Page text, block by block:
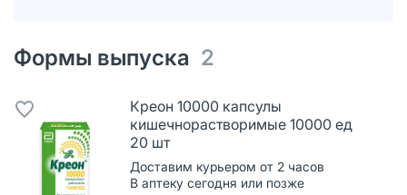
Формы выпуска 2
Креон 10000 капсулы
кишечнорастворимые 10000 ед
20 шт
Доставим курьером от 2 часов
В аптеку сегодня или позже